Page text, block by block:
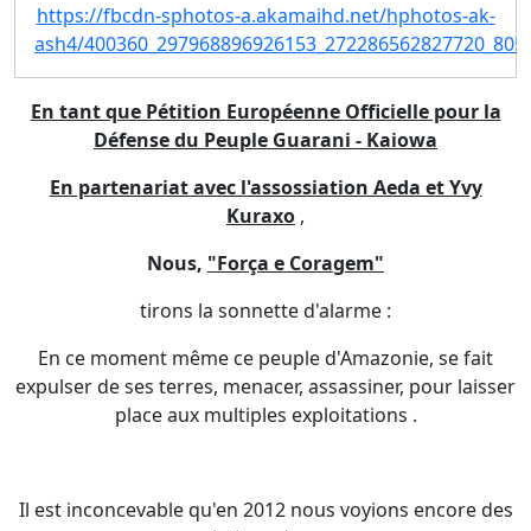
https://fbcdn-sphotos-a.akamaihd.net/hphotos-ak-
ash4/
En tant que Pétition Européenne Officielle pour la
Défense du Peuple Guarani - Kaiowa
En partenariat avec l'assossiation Aeda et Yvy
Kuraxo ,
Nous, "Força e Coragem"
tirons la sonnette d'alarme :
En ce moment même ce peuple d'Amazonie, se fait
expulser de ses terres, menacer, assassiner, pour laisser
place aux multiples exploitations .
Il est inconcevable qu'en 2012 nous voyions encore des